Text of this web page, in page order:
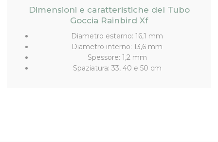
Dimensioni e caratteristiche del Tubo
Goccia Rainbird Xf
Diametro esterno: 16,1 mm
Diametro interno: 13,6 mm
Spessore: 1,2 mm
Spaziatura: 33, 40 e 50 cm